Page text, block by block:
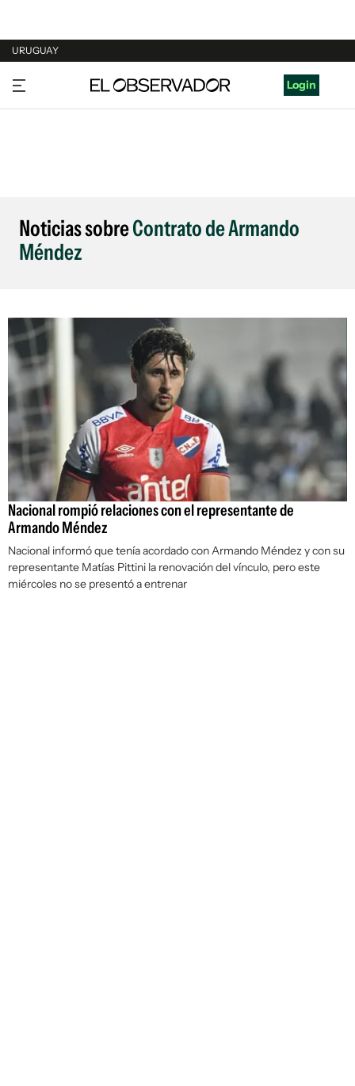
URUGUAY
URUGUAY
ARGENTINA
Login
Noticias sobreContrato de Armando
Méndez
Nacional rompió relaciones con el representante de
Armando Méndez
Nacional informó que tenía acordado con Armando Méndez y con su
representante Matías Pittini la renovación del vínculo, pero este
miércoles no se presentó a entrenar